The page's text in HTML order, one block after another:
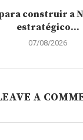
construir a
estratégico...
07/08/2026
A